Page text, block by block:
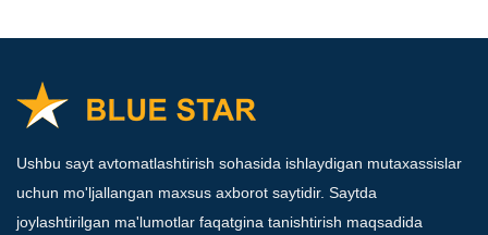
Ushbu sayt avtomatlashtirish sohasida ishlaydigan mutaxassislar
uchun mo'ljallangan maxsus axborot saytidir. Saytda
joylashtirilgan ma'lumotlar faqatgina tanishtirish maqsadida